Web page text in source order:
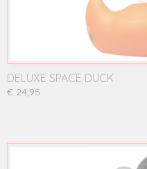
DELUXE SPACE DUCK
€ 24,95